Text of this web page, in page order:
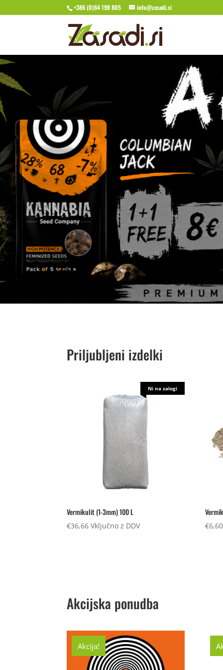
+386 (0)64 198 805 info@zasadi.si
Priljubljeni izdelki
Ni na zalogi
Vermikulit (1-3mm) 100 L
€36,66 Vključno z DDV €6,60
Akcijska ponudba
Akcija!